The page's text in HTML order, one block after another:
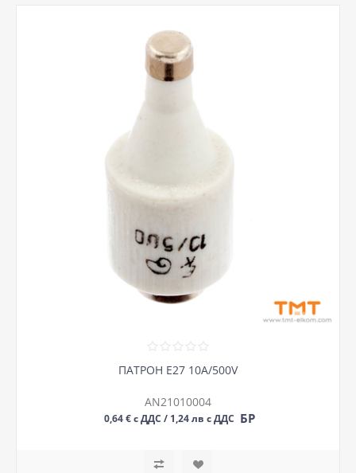
ПАТРОН Е27 10А/500V
AN21010004
0,64 € с ДДС / 1,24 лв с ДДС БР